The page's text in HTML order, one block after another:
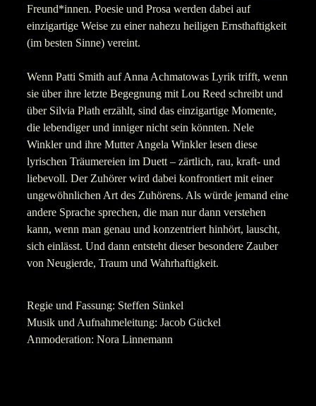
Freund*innen. Poesie und Prosa werden dabei auf
einzigartige Weise zu einer nahezu heiligen Ernsthaftigkeit
(im besten Sinne) vereint.
Wenn Patti Smith auf Anna Achmatowas Lyrik trifft, wenn
sie über ihre letzte Begegnung mit Lou Reed schreibt und
über Silvia Plath erzählt, sind das einzigartige Momente,
die lebendiger und inniger nicht sein könnten. Nele
Winkler und ihre Mutter Angela Winkler lesen diese
lyrischen Träumereien im Duett – zärtlich, rau, kraft- und
liebevoll. Der Zuhörer wird dabei konfrontiert mit einer
ungewöhnlichen Art des Zuhörens. Als würde jemand eine
andere Sprache sprechen, die man nur dann verstehen
kann, wenn man genau und konzentriert hinhört, lauscht,
sich einlässt. Und dann entsteht dieser besondere Zauber
von Neugierde, Traum und Wahrhaftigkeit.
Regie und Fassung: Steffen Sünkel
Musik und Aufnahmeleitung: Jacob Gückel
Anmoderation: Nora Linnemann